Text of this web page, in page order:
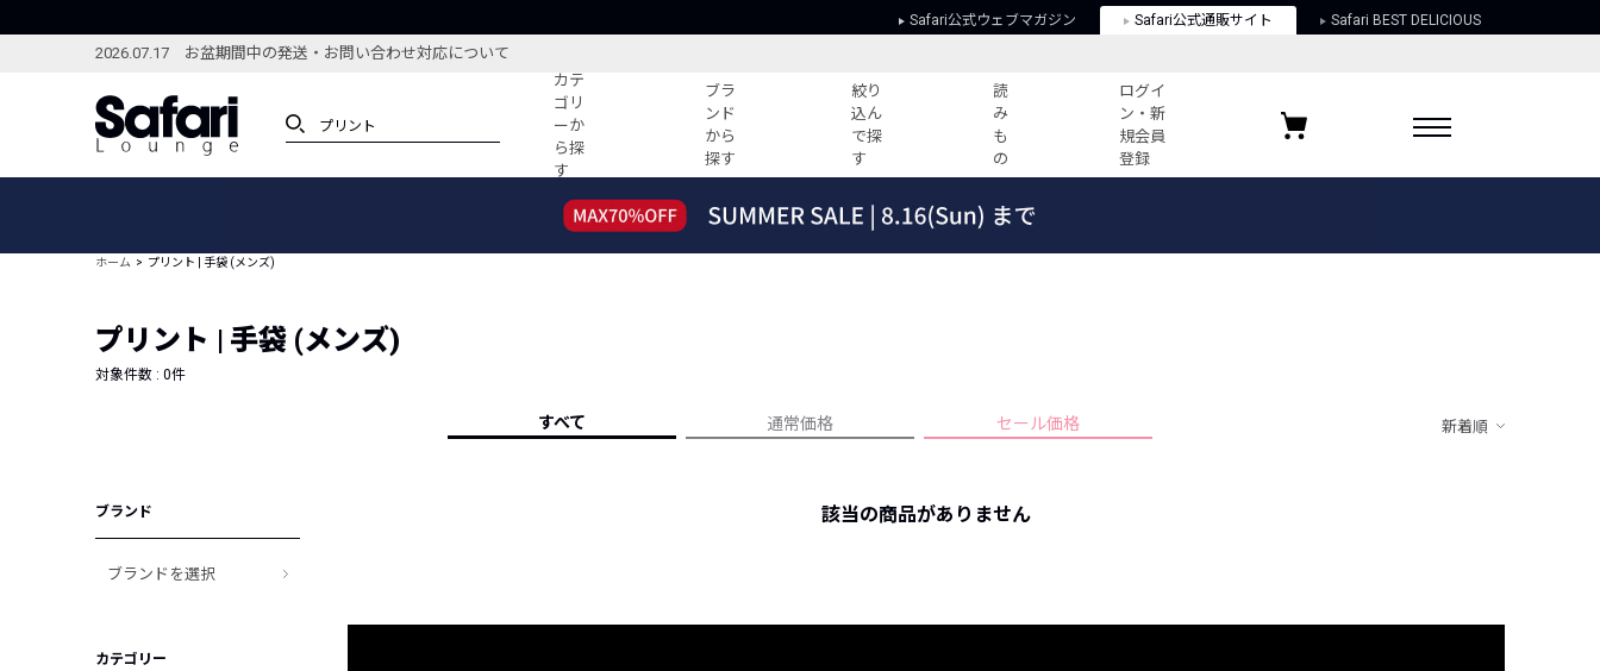
Safari公式ウェブマガジン Safari公式通販サイト Safari BEST DELICIOUS
2026.07.17 お盆期間中の発送・お問い合わせ対応について
カテ
ゴリ
ーか
ら探
す
ブラ
ンド
から
探す
絞り
込ん
で探
す
読
み
も
の
ログイ
ン・新
規会員
登録
ブランドから探す
新着アイテム
編集部のおすすめアイテム
コーディネート
すべての記事
人気記事ランキング
フォーカスブランド
プライバシーポリシー
お気に入りブランド
ホーム プリント | 手袋 (メンズ)
プリント | 手袋 (メンズ)
対象件数 : 0件
すべて 通常価格 セール価格 新着順
ブランド
ブランドを選択
カテゴリー
該当の商品がありません